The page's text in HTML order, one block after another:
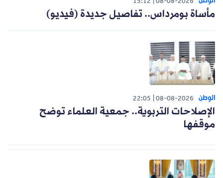
08-08-2026
15:12
مأساة بومرداس.. تفاصيل جديدة (فيديو)
الوطن 08-08-2026
22:05
الإصلاحات التربوية.. جمعية العلماء توضح
موقفها